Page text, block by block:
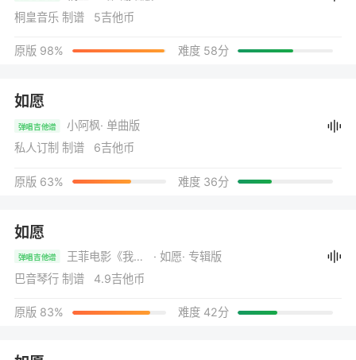
桐皇音乐 制谱 5吉他币
原版 98% 难度 58分
如愿
弹唱吉他谱 小阿枫· 单曲版
私人订制 制谱 6吉他币
原版 63% 难度 36分
如愿
弹唱吉他谱 王菲电影《我和我的父辈》主题推广曲 · 如愿· 专辑版
巴音琴行 制谱 4.9吉他币
原版 83% 难度 42分